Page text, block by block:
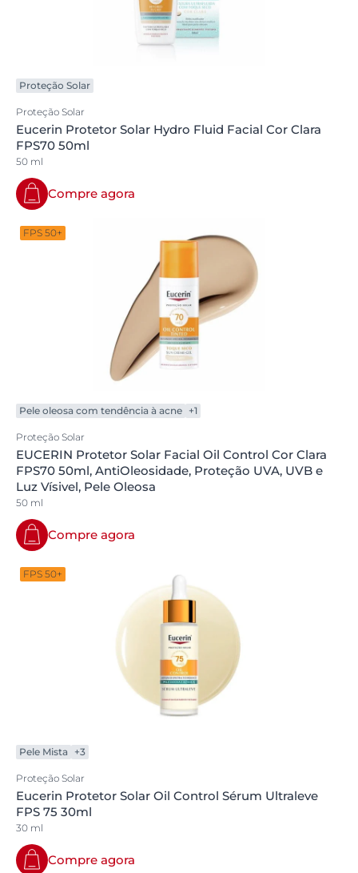
Proteção Solar
Proteção Solar
Eucerin Protetor Solar Hydro Fluid Facial Cor Clara
FPS70 50ml
50 ml
Compre agora
FPS 50+
Pele oleosa com tendência à acne +1
Proteção Solar
EUCERIN Protetor Solar Facial Oil Control Cor Clara
FPS70 50ml, AntiOleosidade, Proteção UVA, UVB e
Luz Vísivel, Pele Oleosa
50 ml
Compre agora
FPS 50+
Pele Mista +3
Proteção Solar
Eucerin Protetor Solar Oil Control Sérum Ultraleve
FPS 75 30ml
30 ml
Compre agora